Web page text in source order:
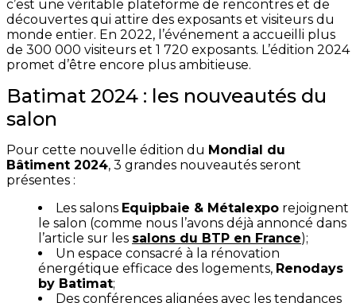
c’est une véritable plateforme de rencontres et de
découvertes qui attire des exposants et visiteurs du
monde entier. En 2022, l’événement a accueilli plus
de 300 000 visiteurs et 1 720 exposants. L’édition 2024
promet d’être encore plus ambitieuse.
Batimat 2024 : les nouveautés du
salon
Pour cette nouvelle édition du Mondial du
Bâtiment 2024, 3 grandes nouveautés seront
présentes :
Les salons Equipbaie & Métalexpo rejoignent
le salon (comme nous l’avons déjà annoncé dans
l’article sur les salons du BTP en France);
Un espace consacré à la rénovation
énergétique efficace des logements, Renodays
by Batimat;
Des conférences alignées avec les tendances